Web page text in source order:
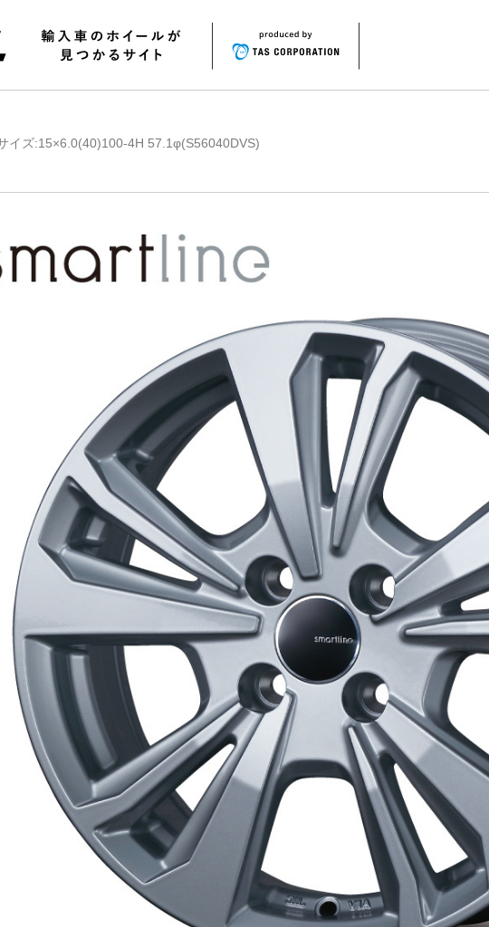
イズ:15×6.0(40)100-4H 57.1φ(S56040DVS)